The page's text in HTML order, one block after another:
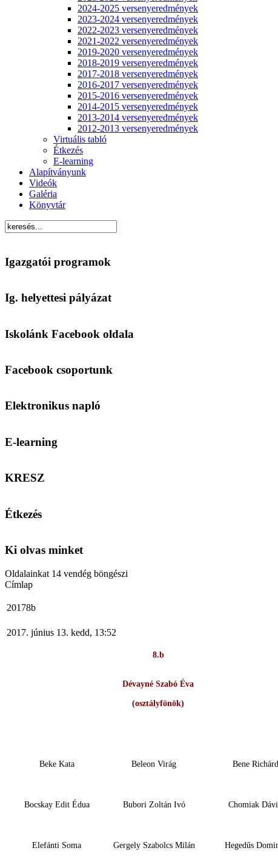
2024-2025 versenyeredmények
2023-2024 versenyeredmények
2022-2023 versenyeredmények
2021-2022 versenyeredmények
2019-2020 versenyeredmények
2018-2019 versenyeredmények
2017-2018 versenyeredmények
2016-2017 versenyeredmények
2015-2016 versenyeredmények
2014-2015 versenyeredmények
2013-2014 versenyeredmények
2012-2013 versenyeredmények
Virtuális tabló
Étkezés
E-learning
Alapítványunk
Videók
Galéria
Könyvtár
Igazgatói programok
Ig. helyettesi pályázat
Iskolánk Facebook oldala
Facebook csoportunk
Elektronikus napló
E-learning
KRESZ
Étkezés
Ki olvas minket
Oldalainkat 14 vendég böngészi
Címlap
20178b
2017. június 13. kedd, 13:52
8.b
Dévayné Szabó Éva
(osztályfönök)
Beke Kata Beleon Virág Bene Richárd
Bocskay Edit Édua Bubori Zoltán Ivó Chomiak
Elefánti Soma Gergely Szabolcs Milán Hegedűs